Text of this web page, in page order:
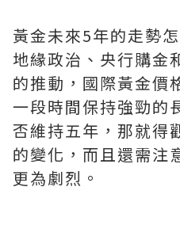
黃金未來5年的走勢
地緣政治、央行購金
的推動，國際黃金價
一段時間保持強勁的
否維持五年，那就得
的變化，而且還需注
更為劇烈。